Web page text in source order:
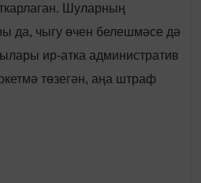
Шуларның
да, чыгу өчен белешмәсе дә
ир-атка административ
төзегән, аңа штраф